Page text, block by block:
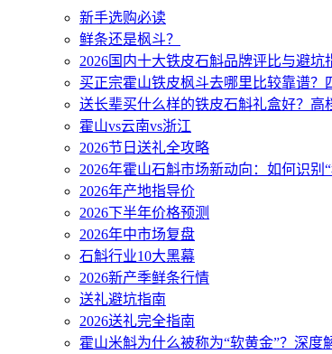
新手选购必读
鲜条还是枫斗？
2026国内十大铁皮石斛品牌评比与避坑
买正宗霍山铁皮枫斗去哪里比较靠谱？
送长辈买什么样的铁皮石斛礼盒好？高
霍山vs云南vs浙江
2026节日送礼全攻略
2026年霍山石斛市场新动向：如何识别“
2026年产地指导价
2026下半年价格预测
2026年中市场复盘
石斛行业10大黑幕
2026新产季鲜条行情
送礼避坑指南
2026送礼完全指南
霍山米斛为什么被称为“软黄金”？深度